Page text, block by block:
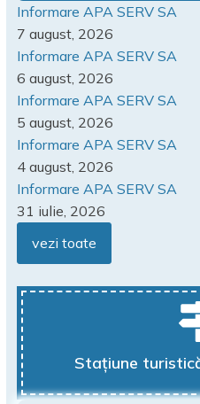
Informare APA SERV SA
7 august, 2026
Informare APA SERV SA
6 august, 2026
Informare APA SERV SA
5 august, 2026
Informare APA SERV SA
4 august, 2026
Informare APA SERV SA
31 iulie, 2026
vezi toate
Stațiune